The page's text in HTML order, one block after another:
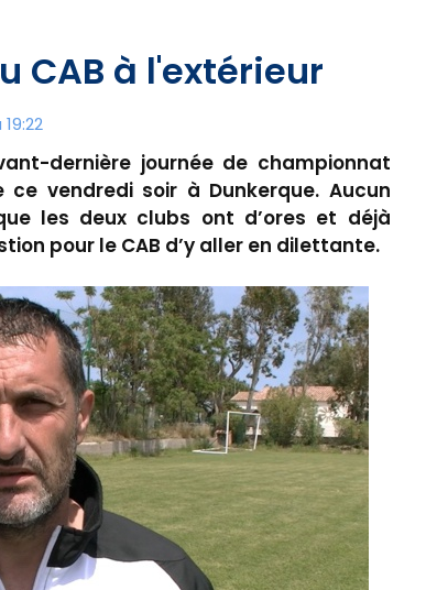
CAB à l'extérieur
dernière journée de championnat
vendredi soir à Dunkerque. Aucun
les deux clubs ont d’ores et déjà
pour le CAB d’y aller en dilettante.